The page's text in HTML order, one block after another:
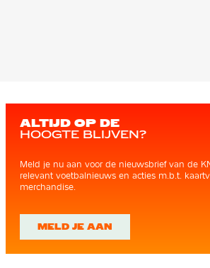
ALTIJD OP DE
HOOGTE BLIJVEN?
Meld je nu aan voor de nieuwsbrief van de
relevant voetbalnieuws en acties m.b.t.
merchandise.
MELD JE AAN